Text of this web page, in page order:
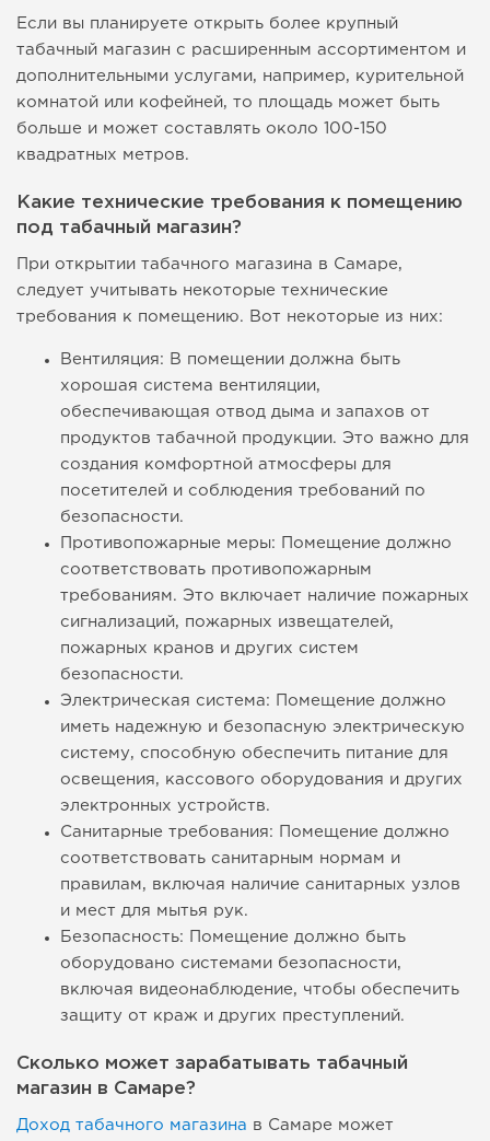
Если вы планируете открыть более крупный
табачный магазин с расширенным ассортиментом и
дополнительными услугами, например, курительной
комнатой или кофейней, то площадь может быть
больше и может составлять около 100-150
квадратных метров.
Какие технические требования к помещению
под табачный магазин?
При открытии табачного магазина в Самаре,
следует учитывать некоторые технические
требования к помещению. Вот некоторые из них:
Вентиляция: В помещении должна быть
хорошая система вентиляции,
обеспечивающая отвод дыма и запахов от
продуктов табачной продукции. Это важно для
создания комфортной атмосферы для
посетителей и соблюдения требований по
безопасности.
Противопожарные меры: Помещение должно
соответствовать противопожарным
требованиям. Это включает наличие пожарных
сигнализаций, пожарных извещателей,
пожарных кранов и других систем
безопасности.
Электрическая система: Помещение должно
иметь надежную и безопасную электрическую
систему, способную обеспечить питание для
освещения, кассового оборудования и других
электронных устройств.
Санитарные требования: Помещение должно
соответствовать санитарным нормам и
правилам, включая наличие санитарных узлов
и мест для мытья рук.
Безопасность: Помещение должно быть
оборудовано системами безопасности,
включая видеонаблюдение, чтобы обеспечить
защиту от краж и других преступлений.
Сколько может зарабатывать табачный
магазин в Самаре?
Доход табачного магазина в Самаре может